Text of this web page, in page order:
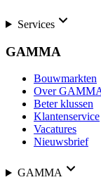
Services
GAMMA
Bouwmarkten
Over
Beter klussen
Klantenservice
Vacatures
Nieuwsbrief
GAMMA